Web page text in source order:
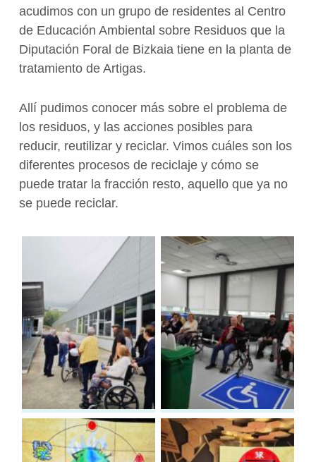
acudimos con un grupo de residentes al Centro
de Educación Ambiental sobre Residuos que la
Diputación Foral de Bizkaia tiene en la planta de
tratamiento de Artigas.
Allí pudimos conocer más sobre el problema de
los residuos, y las acciones posibles para
reducir, reutilizar y reciclar. Vimos cuáles son los
diferentes procesos de reciclaje y cómo se
puede tratar la fracción resto, aquello que ya no
se puede reciclar.